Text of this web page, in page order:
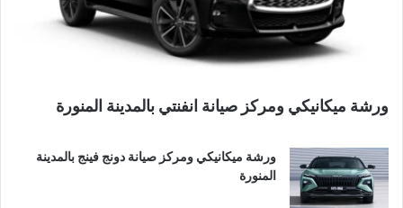
ورشة ميكانيكي ومركز صيانة انفنتي بالمدينة المنورة
ورشة ميكانيكي ومركز صيانة دونج فينج بالمدينة
المنورة